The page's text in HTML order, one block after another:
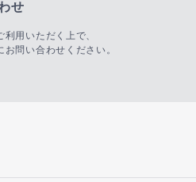
せ
用いただく上で、
問い合わせください。